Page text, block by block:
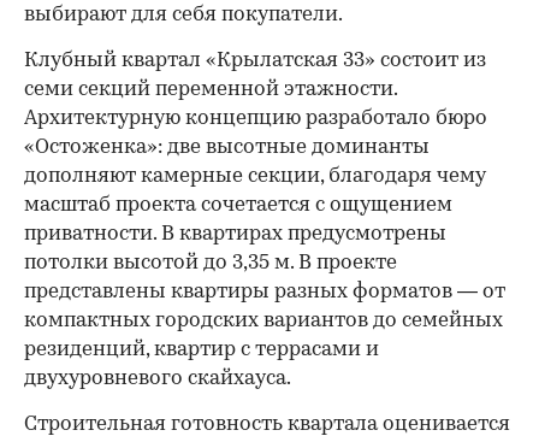
выбирают для себя покупатели.
Клубный квартал «Крылатская 33» состоит из
семи секций переменной этажности.
Архитектурную концепцию разработало бюро
«Остоженка»: две высотные доминанты
дополняют камерные секции, благодаря чему
масштаб проекта сочетается с ощущением
приватности. В квартирах предусмотрены
потолки высотой до 3,35 м. В проекте
представлены квартиры разных форматов — от
компактных городских вариантов до семейных
резиденций, квартир с террасами и
двухуровневого скайхауса.
Строительная готовность квартала оценивается